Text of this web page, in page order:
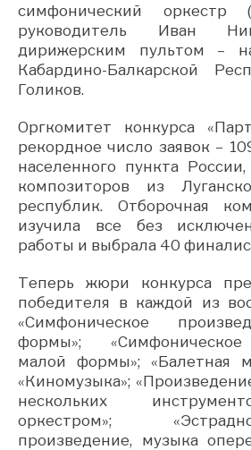
симфонический оркестр
руководитель Иван
дирижерским пультом –
Кабардино-Балкарской
Голиков.
Оргкомитет конкурса
рекордное число заявок –
населенного пункта
композиторов из
республик. Отборочная
изучила все без
работы и выбрала 40
Теперь жюри конкурса
победителя в каждой из
«Симфоническое
формы»;
малой формы»; «Балетная
«Киномузыка»;
нескольких
оркестром»; «Эстрадно-
произведение, музыка